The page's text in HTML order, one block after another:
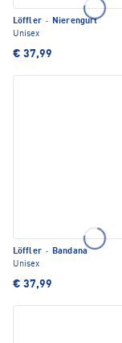
Löffler · Nierengurt
Unisex
€ 37,99
Löffler · Bandana
Unisex
€ 37,99